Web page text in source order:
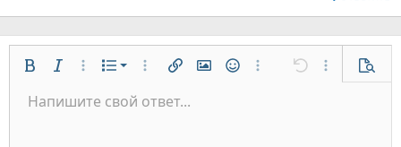
ЖирныйКурсивДополнительно...
СписокНумерованный список
Маркированный список
Дополнительно...
Вставить ссылку
Вставить изображение
СмайлыДополнительно...
Отменить
Размер шрифта
9
Цвет текста
Шрифт Arial
Зачёркнутый
Подчёркнутый
Однострочный код
ВыравниваниеПо левому краю
Формат параграфа
Обычный
ЦитатаМедиаВставить таблицу
Вставить горизонтальную линию
Спойлер
Код
Повторить
Переключить режим работы редактора
Удалить форматирование
ЧерновикиСохранить черновик
Напишите свой ответ...